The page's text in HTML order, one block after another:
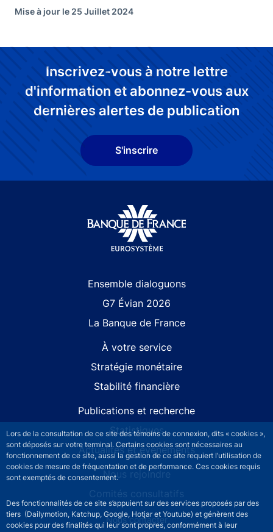
Lors de la consultation de ce site des témoins de connexion, dits « cookies »,
sont déposés sur votre terminal. Certains cookies sont nécessaires au
fonctionnement de ce site, aussi la gestion de ce site requiert l’utilisation de
cookies de mesure de fréquentation et de performance. Ces cookies requis
sont exemptés de consentement.
Des fonctionnalités de ce site s’appuient sur des services proposés par des
tiers (Dailymotion, Katchup, Google, Hotjar et Youtube) et génèrent des
cookies pour des finalités qui leur sont propres, conformément à leur
Mise à jour le 25 Juillet 2024
Inscrivez-vous à notre lettre
d'information et abonnez-vous aux
dernières alertes de publication
S'inscrire
Ensemble dialoguons
G7 Évian 2026
La Banque de France
À votre service
Stratégie monétaire
Stabilité financière
Publications et recherche
Statistiques
Actualités et événements
Nous rejoindre
Comités consultatifs
Footer secondary menuNous contacter